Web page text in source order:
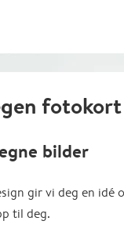
fotokort
bilder
gir vi deg en idé
til deg.